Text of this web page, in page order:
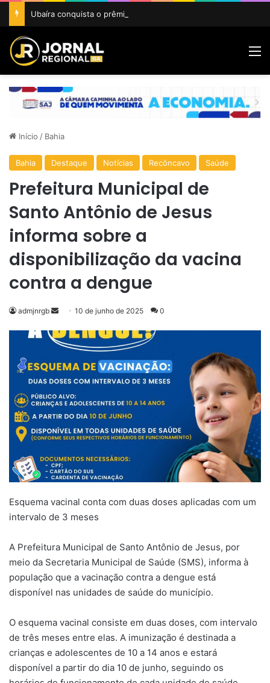
Início / Bahia
Bahia Destaque Notícias Recôncavo Saúde
Prefeitura Municipal de
Santo Antônio de Jesus
informa sobre a
disponibilização da vacina
contra a dengue
admjnrgb
Mande
e-
10 de junho de 2025 0
Esquema vacinal conta com duas doses aplicadas com um
intervalo de 3 meses
A Prefeitura Municipal de Santo Antônio de Jesus, por
meio da Secretaria Municipal de Saúde (SMS), informa à
população que a vacinação contra a dengue está
disponível nas unidades de saúde do município.
O esquema vacinal consiste em duas doses, com intervalo
de três meses entre elas. A imunização é destinada a
crianças e adolescentes de 10 a 14 anos e estará
disponível a partir do dia 10 de junho, seguindo os